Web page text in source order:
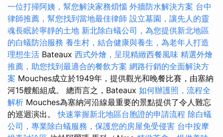
一位打掃阿姨，幫您解決家務煩惱 外牆防水解決方案 台中
律師推薦，幫您找到當地最佳律師 設立墓園，讓先人的靈
魂長眠於寧靜的土地 新北除白蟻公司，為您提供新北地區
的白蟻防治服務 養生村，結合健康與養生，為老年人打造
理想生活 Bateaux 西式外燴，呈現精緻西餐風味 精選外燴
推薦，助您找到最適合的餐飲方案 網路行銷的全面解決方
案 Mouches成立於1949年，提供觀光和晚餐比賽，由塞納
河15艘船組成。 總而言之，Bateaux 如何辦護照，流程全
解析 Mouches為塞納河沿線最重要的景點提供了令人難忘
的巡迴演出。快速掌握新北地區台胞證的申請流程 除白蟻
公司，專業除白蟻服務，保護您的房屋免受侵害 台中按摩